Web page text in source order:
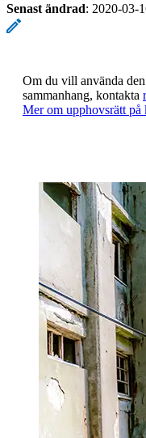
Senast ändrad: 2020-03-
Om du vill använda
sammanhang, kontakta
​​​​​​​Mer om upphovsrätt på